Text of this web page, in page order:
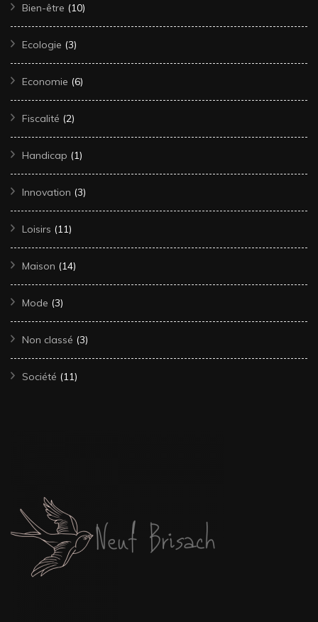
Bien-être (10)
Ecologie (3)
Economie (6)
Fiscalité (2)
Handicap (1)
Innovation (3)
Loisirs (11)
Maison (14)
Mode (3)
Non classé (3)
Société (11)